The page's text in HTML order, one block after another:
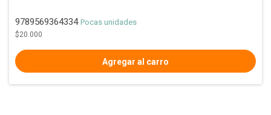
9789569364334 Pocas unidades
$20.000